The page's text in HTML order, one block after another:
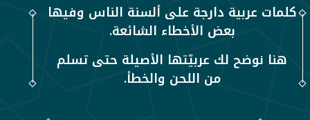
كلمات عربية دارجة على ألسنة الناس وفيها
بعض الأخطاء الشائعة.
هنا نوضح لك عربيّتها الأصيلة حتى تسلم
من اللحن والخطأ.